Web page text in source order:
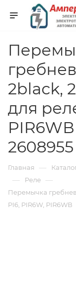
2black,
для
2608955
Главная —
— Реле —
Перемычка
PI6, PIR6W, PIR6WВ